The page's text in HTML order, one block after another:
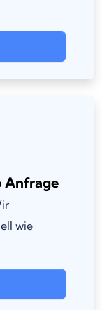
Anfrage
wie